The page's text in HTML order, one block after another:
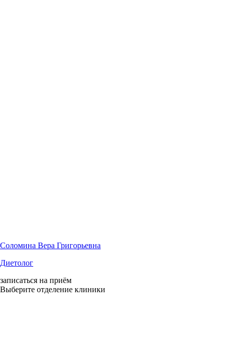
Соломина Вера Григорьевна
Диетолог
записаться на приём
Выберите отделение клиники